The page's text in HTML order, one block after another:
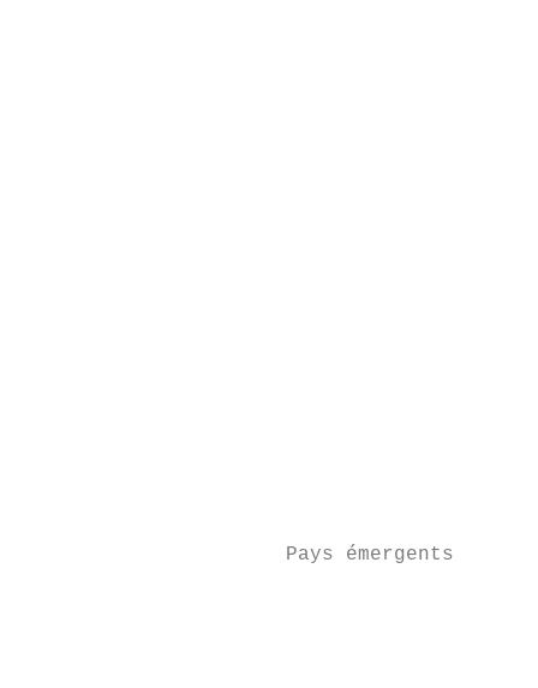
                      Pays émergents